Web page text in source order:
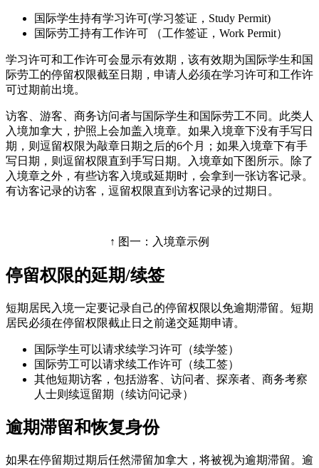
国际学生持有学习许可(学习签证，Study Permit)
国际劳工持有工作许可 （工作签证，Work Permit）
学习许可和工作许可会显示有效期，该有效期为国际学生和国
际劳工的停留权限截至日期，申请人必须在学习许可和工作许
可过期前出境。
访客、游客、商务访问者与国际学生和国际劳工不同。此类人
入境加拿大，护照上会加盖入境章。如果入境章下没有手写日
期，则逗留权限为敲章日期之后的6个月；如果入境章下有手
写日期，则逗留权限直到手写日期。入境章如下图所示。除了
入境章之外，有些访客入境或延期时，会拿到一张访客记录。
有访客记录的访客，逗留权限直到访客记录的过期日。
↑ 图一：入境章示例
停留权限的延期/续签
短期居民入境一定要记录自己的停留权限以免逾期滞留。短期
居民必须在停留权限截止日之前递交延期申请。
国际学生可以请求续学习许可（续学签）
国际劳工可以请求续工作许可（续工签）
其他短期访客，包括游客、访问者、探亲者、商务考察
人士则续逗留期（续访问记录）
逾期滞留和恢复身份
如果在停留期过期后任然滞留加拿大，将被视为逾期滞留。逾